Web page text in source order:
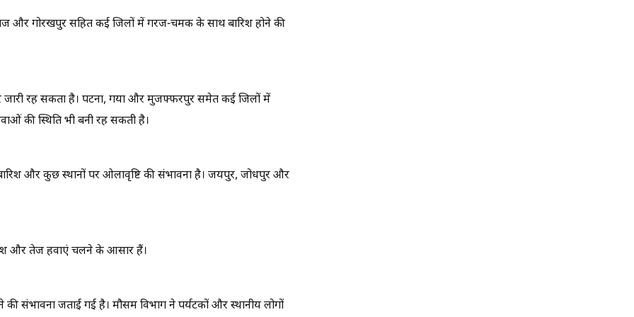
और गोरखपुर सहित कई जिलों में गरज-चमक के साथ बारिश होने की
जारी रह सकता है। पटना, गया और मुजफ्फरपुर समेत कई जिलों में
की स्थिति भी बनी रह सकती है।
और कुछ स्थानों पर ओलावृष्टि की संभावना है। जयपुर, जोधपुर और
और तेज हवाएं चलने के आसार हैं।
की संभावना जताई गई है। मौसम विभाग ने पर्यटकों और स्थानीय लोगों